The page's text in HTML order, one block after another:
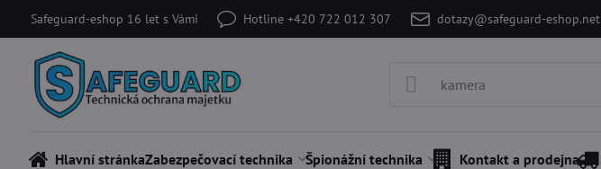
Safeguard-eshop 16 let s Vámi Hotline +420 722 012 307 dotazy@safeguard-eshop.net
Hlavní stránkaZabezpečovací technika Špionážní technika Kontakt a prodejna